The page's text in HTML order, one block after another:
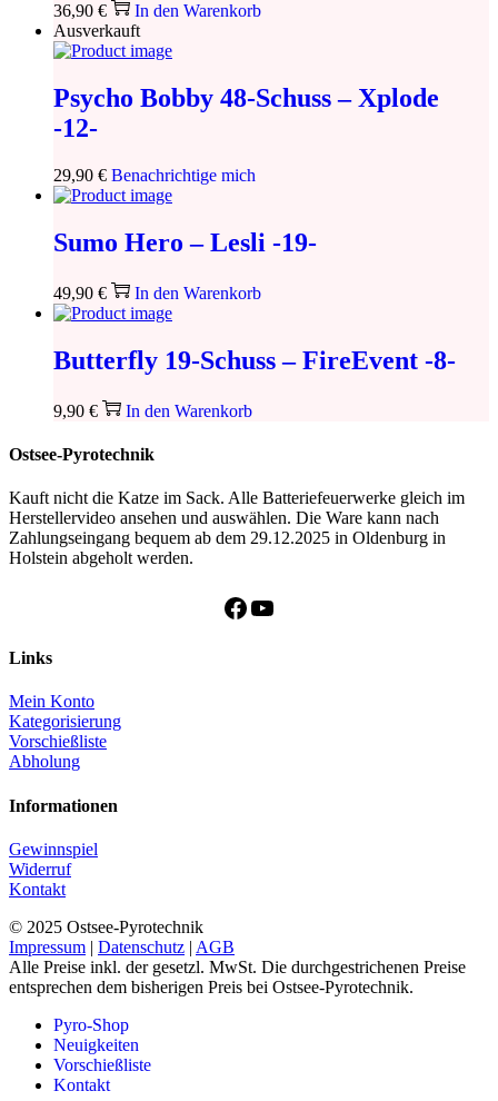
36,90 €
In den Warenkorb
Ausverkauft
Psycho Bobby 48-Schuss – Xplode
-12-
29,90 € Benachrichtige mich
Sumo Hero – Lesli -19-
49,90 € In den Warenkorb
Butterfly 19-Schuss – FireEvent -8-
9,90 € In den Warenkorb
Ostsee-Pyrotechnik
Kauft nicht die Katze im Sack. Alle Batteriefeuerwerke gleich im
Herstellervideo ansehen und auswählen. Die Ware kann nach
Zahlungseingang bequem ab dem 29.12.2025 in Oldenburg in
Holstein abgeholt werden.
Facebook
YouTube
Links
Mein Konto
Kategorisierung
Vorschießliste
Abholung
Informationen
Gewinnspiel
Widerruf
Kontakt
© 2025 Ostsee-Pyrotechnik
Impressum | Datenschutz | AGB
Alle Preise inkl. der gesetzl. MwSt. Die durchgestrichenen Preise
entsprechen dem bisherigen Preis bei Ostsee-Pyrotechnik.
Pyro-Shop
Neuigkeiten
Vorschießliste
Kontakt